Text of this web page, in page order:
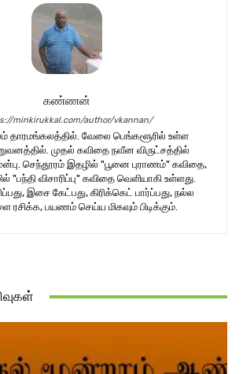
கண்ணன்
minkirukkal.com/author/vkannan/
தாரமங்கலத்தில். வேலை பெங்களூரில் உள்ள
முதல் கவிதை நவீன விருட்சத்தில்
செந்தூரம் இதழில் "பூனை புராணம்" கவிதை,
"பந்தி விசாரிப்பு" கவிதை வெளியாகி உள்ளது.
இசை கேட்பது, கிரிக்கெட் பார்ப்பது, நல்ல
ரசிக்க, பயணம் செய்ய மிகவும் பிடிக்கும்.